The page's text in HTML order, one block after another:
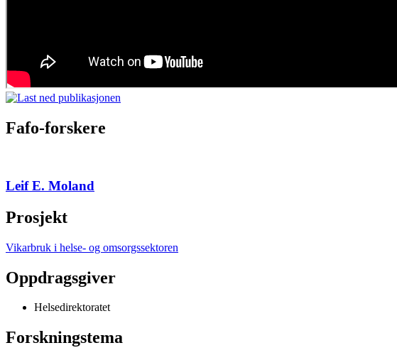
Fafo-forskere
Leif E. Moland
Prosjekt
Vikarbruk i helse- og omsorgssektoren
Oppdragsgiver
Helsedirektoratet
Forskningstema